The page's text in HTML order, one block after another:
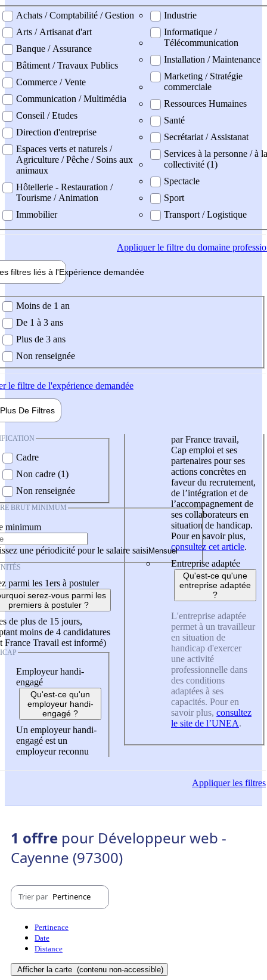
professionel
Achats / Comptabilité / Gestion
Arts / Artisanat d'art
Banque / Assurance
Bâtiment / Travaux Publics
Commerce / Vente
Communication / Multimédia
Conseil / Etudes
Direction d'entreprise
Espaces verts et naturels /
Agriculture / Pêche / Soins aux
animaux
Hôtellerie - Restauration /
Tourisme / Animation
Immobilier
Industrie
Informatique /
Télécommunication
Installation / Maintenance
Marketing / Stratégie
commerciale
Ressources Humaines
Santé
Secrétariat / Assistanat
Services à la personne / à la
collectivité (1)
Spectacle
Sport
Transport / Logistique
Appliquerle filtre du domaine
filtres liés à l'Expérience demandée
demandée
Moins de 1 an
De 1 à 3 ans
Plus de 3 ans
Non renseignée
le filtre de l'expérience demandée
Plus De Filtres
Cadre
Non cadre (1)
Non renseignée
BRUT MINIMUM
minimum
une périodicité pour le salaire saisi
parmi les 1ers à postuler
serez-vous parmi les
premiers à postuler ?
de plus de 15 jours,
moins de 4 candidatures
France Travail est informé)
Employeur handi-
engagé
Qu'est-ce qu'un
employeur handi-
engagé ?
Un employeur handi-
engagé est un
employeur reconnu
par France travail,
Cap emploi et ses
partenaires pour ses
actions concrètes en
faveur du recrutement,
de l’intégration et de
l’accompagnement de
ses collaborateurs en
situation de handicap.
Pour en savoir plus,
consultez cet article.
Entreprise adaptée
Qu'est-ce qu'une
entreprise adaptée
?
L'entreprise adaptée
permet à un travailleur
en situation de
handicap d'exercer
une activité
professionnelle dans
des conditions
adaptées à ses
capacités. Pour en
savoir plus, consultez
le site de l’UNEA.
Appliquerles filtres
1 offre pour Développeur web -
Cayenne (97300)
Trier par Pertinence
Pertinence
Date
Distance
Afficher la carte (contenu non-accessible)